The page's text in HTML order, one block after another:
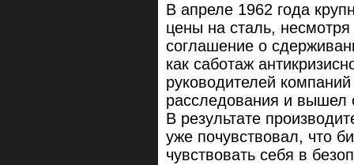
В апреле 1962 года
цены на сталь,
соглашение о
как саботаж
руководителей
расследования и вышел
В результате
уже почувствовал, что
чувствовать себя в